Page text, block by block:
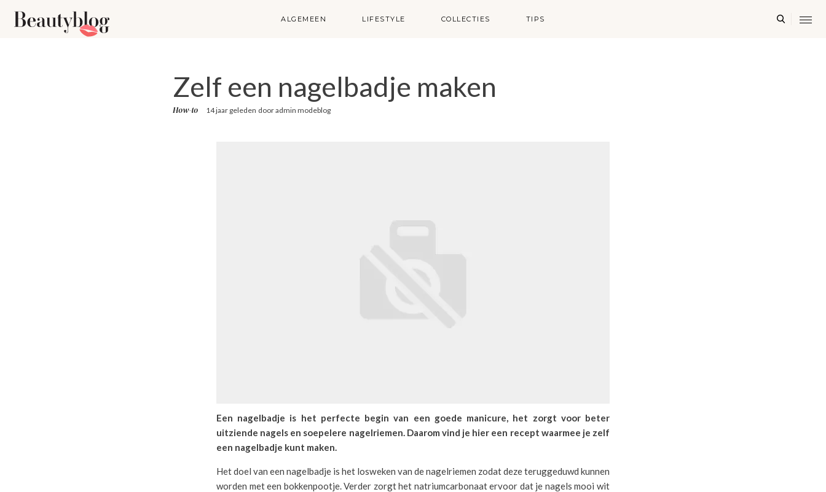
ALGEMEEN LIFESTYLE COLLECTIES TIPS
Zelf een nagelbadje maken
How-to 14 jaar geleden dooradmin modeblog
Een nagelbadje is het perfecte begin van een goede manicure, het zorgt voor beter
uitziende nagels en soepelere nagelriemen. Daarom vind je hier een recept waarmee je zelf
een nagelbadje kunt maken.
Het doel van een nagelbadje is het losweken van de nagelriemen zodat deze teruggeduwd kunnen
worden met een bokkenpootje. Verder zorgt het natriumcarbonaat ervoor dat je nagels mooi wit